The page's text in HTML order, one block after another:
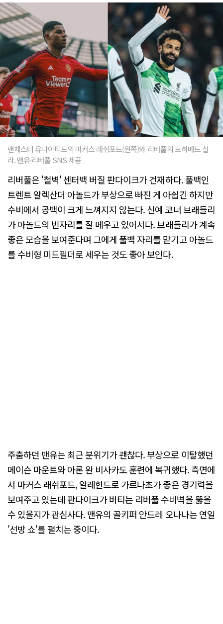
맨체스터 유나이티드의 마커스 래쉬포드(왼쪽)와 리버풀의 모하메드 살
라. 맨유·리버풀 SNS 제공
리버풀은 '철벽' 센터백 버질 판다이크가 건재하다. 풀백인
트렌트 알렉산더 아놀드가 부상으로 빠진 게 아쉽긴 하지만
수비에서 공백이 크게 느껴지지 않는다. 신예 코너 브래들리
가 아놀드의 빈자리를 잘 메우고 있어서다. 브래들리가 계속
좋은 모습을 보여준다며 그에게 풀백 자리를 맡기고 아놀드
를 수비형 미드필더로 세우는 것도 좋아 보인다.
주춤하던 맨유는 최근 분위기가 괜찮다. 부상으로 이탈했던
메이슨 마운트와 아론 완 비사카도 훈련에 복귀했다. 측면에
서 마커스 래쉬포드, 알레한드로 가르나초가 좋은 경기력을
보여주고 있는데 판다이크가 버티는 리버풀 수비벽을 뚫을
수 있을지가 관심사다. 맨유의 골키퍼 안드레 오나나는 연일
'선방 쇼'를 펼치는 중이다.